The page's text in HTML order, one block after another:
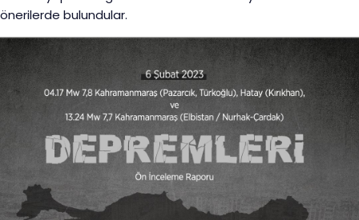
önerilerde bulundular.